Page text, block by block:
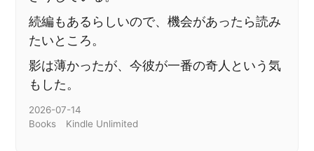
続編もあるらしいので、機会があったら読み
たいところ。
影は薄かったが、今彼が一番の奇人という気
もした。
2026-07-14
Books
Kindle Unlimited